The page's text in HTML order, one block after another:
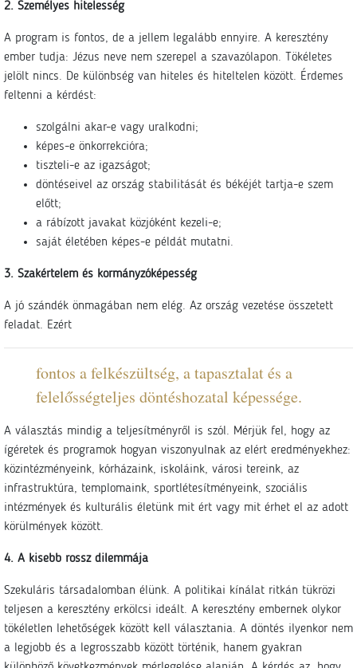
2. Személyes hitelesség
A program is fontos, de a jellem legalább ennyire. A keresztény
ember tudja: Jézus neve nem szerepel a szavazólapon. Tökéletes
jelölt nincs. De különbség van hiteles és hiteltelen között. Érdemes
feltenni a kérdést:
szolgálni akar-e vagy uralkodni;
képes-e önkorrekcióra;
tiszteli-e az igazságot;
döntéseivel az ország stabilitását és békéjét tartja-e szem
előtt;
a rábízott javakat közjóként kezeli-e;
saját életében képes-e példát mutatni.
3. Szakértelem és kormányzóképesség
A jó szándék önmagában nem elég. Az ország vezetése összetett
feladat. Ezért
fontos a felkészültség, a tapasztalat és a
felelősségteljes döntéshozatal képessége.
A választás mindig a teljesítményről is szól. Mérjük fel, hogy az
ígéretek és programok hogyan viszonyulnak az elért eredményekhez:
közintézményeink, kórházaink, iskoláink, városi tereink, az
infrastruktúra, templomaink, sportlétesítményeink, szociális
intézmények és kulturális életünk mit ért vagy mit érhet el az adott
körülmények között.
4. A kisebb rossz dilemmája
Szekuláris társadalomban élünk. A politikai kínálat ritkán tükrözi
teljesen a keresztény erkölcsi ideált. A keresztény embernek olykor
tökéletlen lehetőségek között kell választania. A döntés ilyenkor nem
a legjobb és a legrosszabb között történik, hanem gyakran